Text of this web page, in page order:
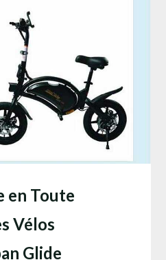
en Toute
Vélos
Glide